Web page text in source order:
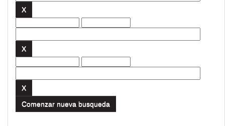
Comenzar nueva busqueda